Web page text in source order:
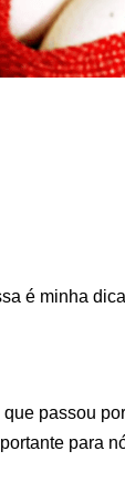
é minha
que passou
para